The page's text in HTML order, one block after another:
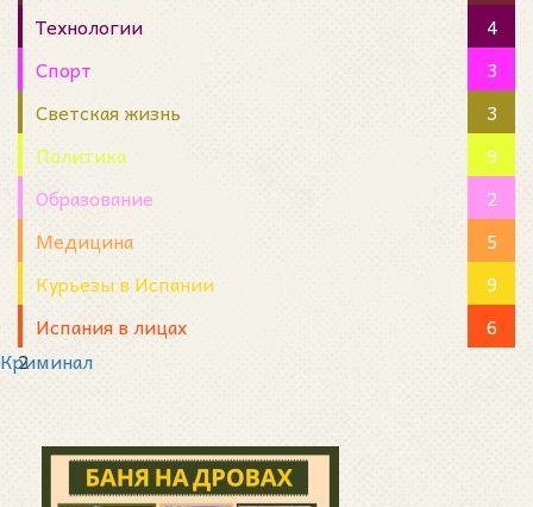
Технологии
4
Спорт
3
Светская жизнь
3
Политика
9
Образование
2
Медицина
5
Курьезы в Испании
9
Испания в лицах
6
Криминал
2